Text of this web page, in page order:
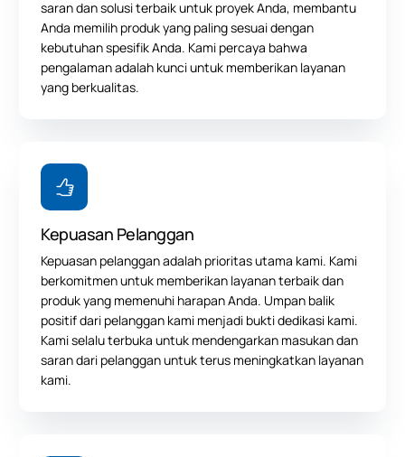
saran dan solusi terbaik untuk proyek Anda, membantu
Anda memilih produk yang paling sesuai dengan
kebutuhan spesifik Anda. Kami percaya bahwa
pengalaman adalah kunci untuk memberikan layanan
yang berkualitas.
Kepuasan Pelanggan
Kepuasan pelanggan adalah prioritas utama kami. Kami
berkomitmen untuk memberikan layanan terbaik dan
produk yang memenuhi harapan Anda. Umpan balik
positif dari pelanggan kami menjadi bukti dedikasi kami.
Kami selalu terbuka untuk mendengarkan masukan dan
saran dari pelanggan untuk terus meningkatkan layanan
kami.